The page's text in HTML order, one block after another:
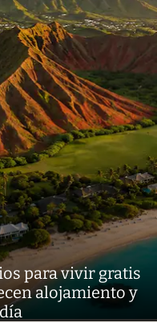
para vivir gratis
alojamiento y